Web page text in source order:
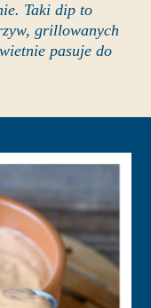
Taki dip to
grillowanych
pasuje do